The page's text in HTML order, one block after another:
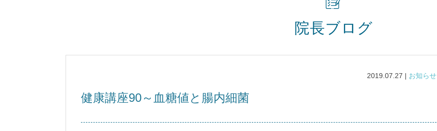
院長ブログ
2019.07.27 | お知らせ
健康講座90～血糖値と腸内細菌